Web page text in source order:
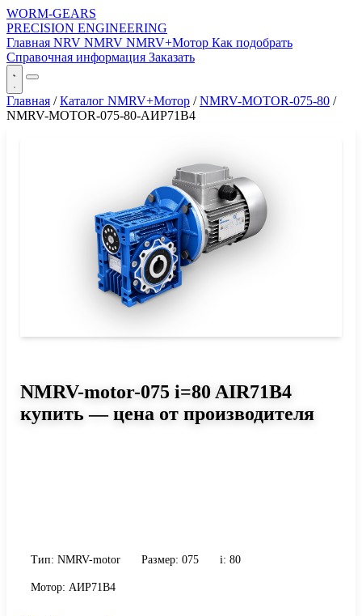
WORM-GEARS
PRECISION ENGINEERING
Главная NRV NMRV NMRV+Мотор Как подобрать
Справочная информация Заказать
Главная / Каталог NMRV+Мотор / NMRV-MOTOR-075-80 /
NMRV-MOTOR-075-80-АИР71B4
NMRV-motor-075 i=80 AIR71B4
купить — цена от производителя
Тип: NMRV-motor Размер: 075 i: 80
Мотор: АИР71B4